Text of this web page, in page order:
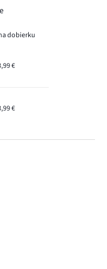
dobierku
€
€